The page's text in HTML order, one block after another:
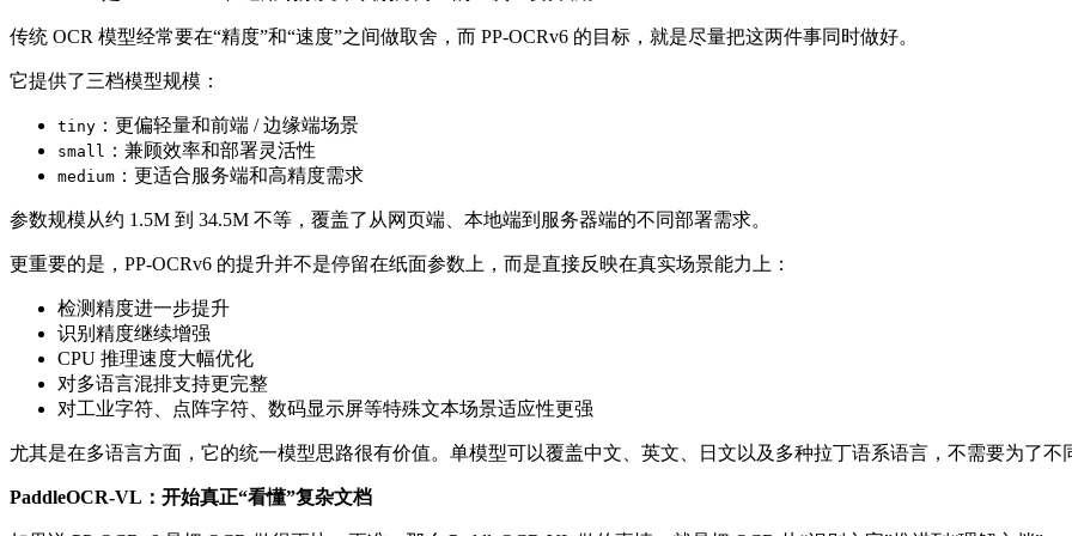
传统 OCR 模型经常要在“精度”和“速度”之间做取舍，而 PP-OCRv6 的目标，就是尽量把这两件事同时做好。
它提供了三档模型规模：
tiny ：更偏轻量和前端 / 边缘端场景
small ：兼顾效率和部署灵活性
medium ：更适合服务端和高精度需求
参数规模从约 1.5M 到 34.5M 不等，覆盖了从网页端、本地端到服务器端的不同部署需求。
更重要的是，PP-OCRv6 的提升并不是停留在纸面参数上，而是直接反映在真实场景能力上：
检测精度进一步提升
识别精度继续增强
CPU 推理速度大幅优化
对多语言混排支持更完整
对工业字符、点阵字符、数码显示屏等特殊文本场景适应性更强
尤其是在多语言方面，它的统一模型思路很有价值。单模型可以覆盖中文、英文、日文以及多种拉丁语系语言，不需要为了
PaddleOCR-VL：开始真正“看懂”复杂文档